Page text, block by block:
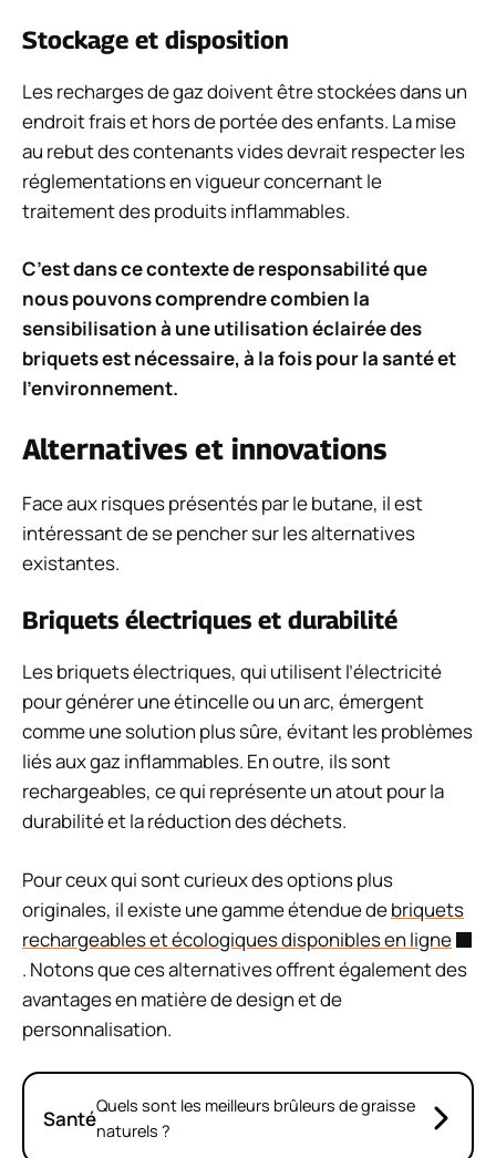
Stockage et disposition
Les recharges de gaz doivent être stockées dans un
endroit frais et hors de portée des enfants. La mise
au rebut des contenants vides devrait respecter les
réglementations en vigueur concernant le
traitement des produits inflammables.
C’est dans ce contexte de responsabilité que
nous pouvons comprendre combien la
sensibilisation à une utilisation éclairée des
briquets est nécessaire, à la fois pour la santé et
l’environnement.
Alternatives et innovations
Face aux risques présentés par le butane, il est
intéressant de se pencher sur les alternatives
existantes.
Briquets électriques et durabilité
Les briquets électriques, qui utilisent l’électricité
pour générer une étincelle ou un arc, émergent
comme une solution plus sûre, évitant les problèmes
liés aux gaz inflammables. En outre, ils sont
rechargeables, ce qui représente un atout pour la
durabilité et la réduction des déchets.
Pour ceux qui sont curieux des options plus
originales, il existe une gamme étendue debriquets
rechargeables et écologiques disponibles en ligne
. Notons que ces alternatives offrent également des
avantages en matière de design et de
personnalisation.
SantéQuels sont les meilleurs brûleurs de graisse
naturels ?